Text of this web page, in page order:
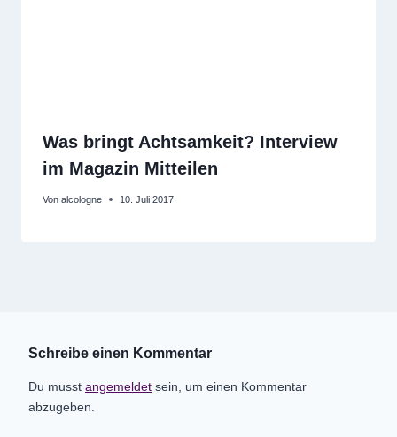
Was bringt Achtsamkeit? Interview
im Magazin Mitteilen
Von alcologne 10. Juli 2017
Schreibe einen Kommentar
Du musst angemeldet sein, um einen Kommentar
abzugeben.